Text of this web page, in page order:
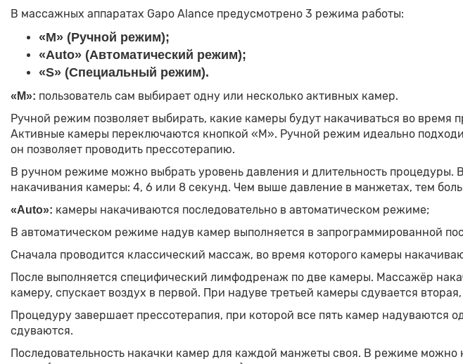
В массажных аппаратах Gapo Alance предусмотрено 3 режима работы:
«M» (Ручной режим);
«Auto» (Автоматический режим);
«S» (Специальный режим).
«M»: пользователь сам выбирает одну или несколько активных камер.
Ручной режим позволяет выбирать, какие камеры будут накачиваться во
Активные камеры переключаются кнопкой «M». Ручной режим идеально
он позволяет проводить прессотерапию.
В ручном режиме можно выбрать уровень давления и длительность процедуры.
накачивания камеры: 4, 6 или 8 секунд. Чем выше давление в манжетах, тем
«Auto»: камеры накачиваются последовательно в автоматическом режиме;
В автоматическом режиме надув камер выполняется в запрограммированной
Сначала проводится классический массаж, во время которого камеры
После выполняется специфический лимфодренаж по две камеры. Массажёр
камеру, спускает воздух в первой. При надуве третьей камеры сдувается
Процедуру завершает прессотерапия, при которой все пять камер
сдуваются.
Последовательность накачки камер для каждой манжеты своя. В режиме